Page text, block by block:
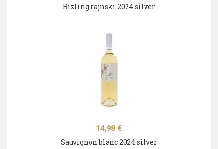
Rizling rajnski 2024 silver
Cijena
14,98 €
Sauvignon blanc 2024 silver